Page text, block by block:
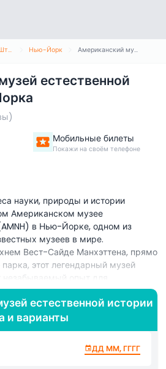
Соединенные Штаты Америки Нью-Йорк Американский музей естественной истории Нью-Йорка
естественной
Мобильные билеты
Покажи на своём телефоне
науки, природы и истории
Американском музее
в Нью-Йорке, одном из
музеев в мире.
Вест-Сайде Манхэттена, прямо
этот легендарный музей
опыт для
С более чем 45 постоянными
демонстрирует всё — от
и древних ископаемых до
экспозиций, диорам океанской
со всего мира.
экспозиции включают
естественной истории
и варианты
ДД ММ, ГГГГ